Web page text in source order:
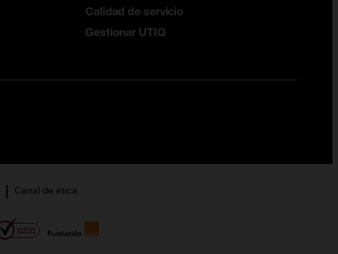
Calidad de servicio
Gestionar UTIQ
Canal de ética